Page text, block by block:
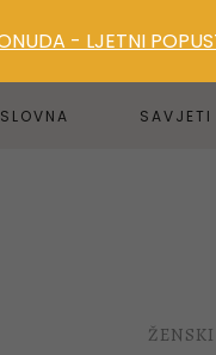
SAVJETI
- LJETNI